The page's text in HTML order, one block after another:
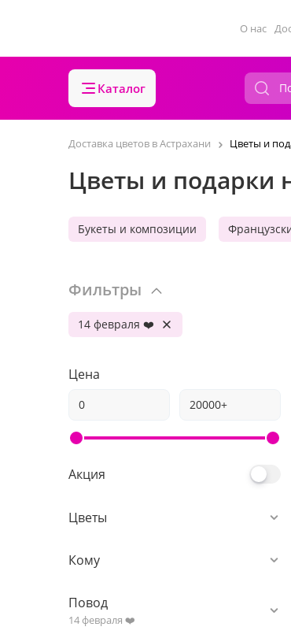
О нас
Каталог
Доставка цветов в Астрахани Цветы и
Цветы и подарки
Букеты и композиции
Фильтры
14 февраля ❤️
Цена
Акция
Цветы
Кому
Повод
14 февраля ❤️